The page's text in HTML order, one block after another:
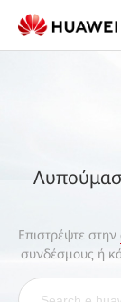
Επιστρέψτε στην
συνδέσμους ή